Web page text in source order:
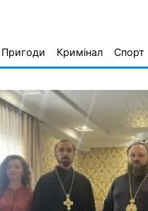
Пригоди Кримінал Спорт